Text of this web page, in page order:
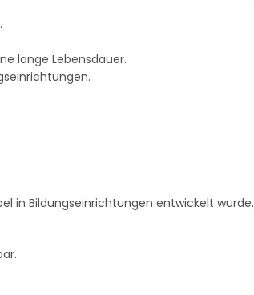
lange Lebensdauer.
in Bildungseinrichtungen entwickelt wurde.